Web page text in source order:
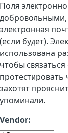
Поля
добровольными,
электронная
(если будет).
использована
чтобы
захотят
упоминали.
Vendor: